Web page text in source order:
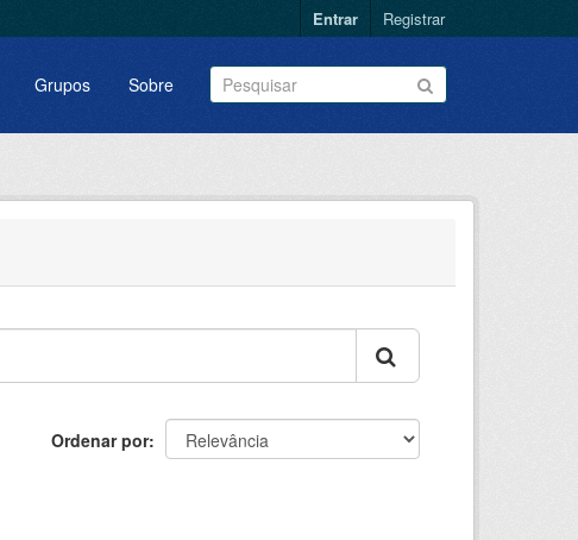
Entrar Registrar
Grupos Sobre
Ordenar por